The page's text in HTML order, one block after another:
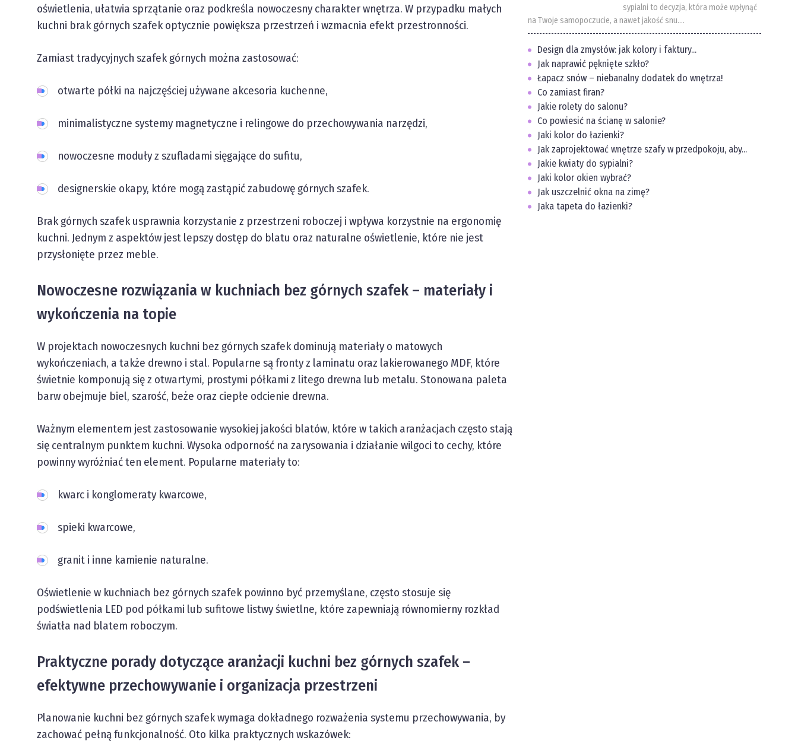
oświetlenia, ułatwia sprzątanie oraz podkreśla nowoczesny charakter wnętrza. W przypadku małych
kuchni brak górnych szafek optycznie powiększa przestrzeń i wzmacnia efekt przestronności.
Zamiast tradycyjnych szafek górnych można zastosować:
otwarte półki na najczęściej używane akcesoria kuchenne,
minimalistyczne systemy magnetyczne i relingowe do przechowywania narzędzi,
nowoczesne moduły z szufladami sięgające do sufitu,
designerskie okapy, które mogą zastąpić zabudowę górnych szafek.
Brak górnych szafek usprawnia korzystanie z przestrzeni roboczej i wpływa korzystnie na ergonomię
kuchni. Jednym z aspektów jest lepszy dostęp do blatu oraz naturalne oświetlenie, które nie jest
przysłonięte przez meble.
Nowoczesne rozwiązania w kuchniach bez górnych szafek – materiały i
wykończenia na topie
W projektach nowoczesnych kuchni bez górnych szafek dominują materiały o matowych
wykończeniach, a także drewno i stal. Popularne są fronty z laminatu oraz lakierowanego MDF, które
świetnie komponują się z otwartymi, prostymi półkami z litego drewna lub metalu. Stonowana paleta
barw obejmuje biel, szarość, beże oraz ciepłe odcienie drewna.
Ważnym elementem jest zastosowanie wysokiej jakości blatów, które w takich aranżacjach często stają
się centralnym punktem kuchni. Wysoka odporność na zarysowania i działanie wilgoci to cechy, które
powinny wyróżniać ten element. Popularne materiały to:
kwarc i konglomeraty kwarcowe,
spieki kwarcowe,
granit i inne kamienie naturalne.
Oświetlenie w kuchniach bez górnych szafek powinno być przemyślane, często stosuje się
podświetlenia LED pod półkami lub sufitowe listwy świetlne, które zapewniają równomierny rozkład
światła nad blatem roboczym.
Praktyczne porady dotyczące aranżacji kuchni bez górnych szafek –
efektywne przechowywanie i organizacja przestrzeni
Planowanie kuchni bez górnych szafek wymaga dokładnego rozważenia systemu przechowywania, by
zachować pełną funkcjonalność. Oto kilka praktycznych wskazówek:
sypialni to decyzja, która może wpłynąć
na Twoje samopoczucie, a nawet jakość snu....
Design dla zmysłów: jak kolory i faktury...
Jak naprawić pęknięte szkło?
Łapacz snów – niebanalny dodatek do wnętrza!
Co zamiast firan?
Jakie rolety do salonu?
Co powiesić na ścianę w salonie?
Jaki kolor do łazienki?
Jak zaprojektować wnętrze szafy w przedpokoju, aby...
Jakie kwiaty do sypialni?
Jaki kolor okien wybrać?
Jak uszczelnić okna na zimę?
Jaka tapeta do łazienki?